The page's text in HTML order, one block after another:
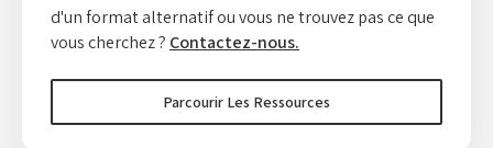
d'un format alternatif ou vous ne trouvez pas ce que
vous cherchez ? Contactez-nous.
Parcourir Les Ressources